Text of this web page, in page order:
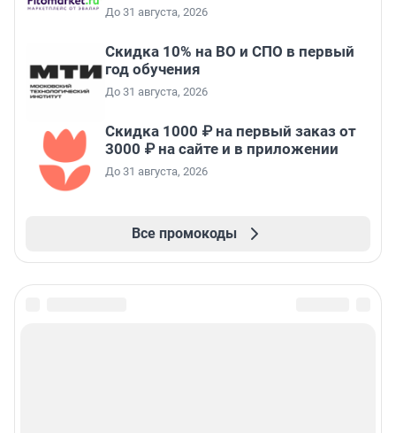
До 31 августа, 2026
Скидка 10% на ВО и СПО в первый
год обучения
До 31 августа, 2026
Скидка 1000 ₽ на первый заказ от
3000 ₽ на сайте и в приложении
До 31 августа, 2026
Все промокоды